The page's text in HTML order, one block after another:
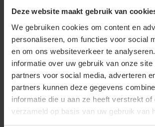
Deze website maakt gebruik van
We gebruiken cookies om content en
personaliseren, om functies voor social
en om ons websiteverkeer te
informatie over uw gebruik van onze site
partners voor social media, adverteren
partners kunnen deze gegevens
informatie die u aan ze heeft verstrekt of
verzameld op basis van uw gebruik van